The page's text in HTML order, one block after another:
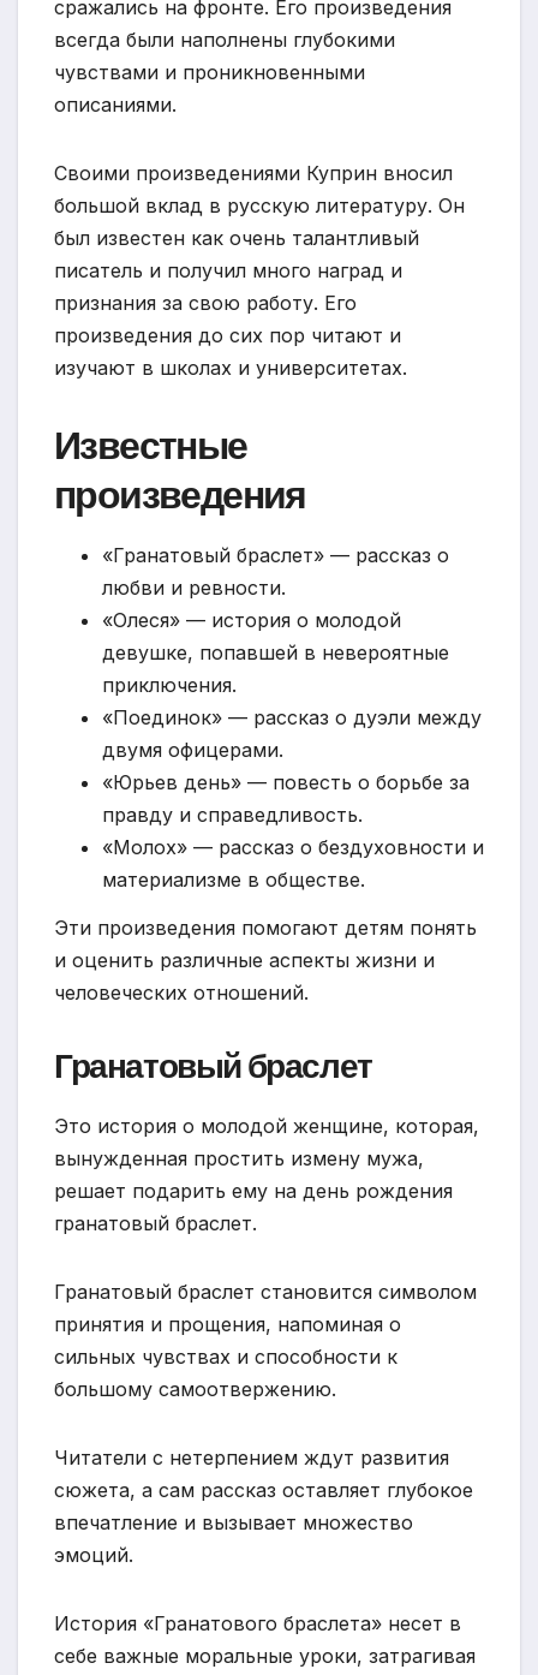
сражались на фронте. Его произведения
всегда были наполнены глубокими
чувствами и проникновенными
описаниями.
Своими произведениями Куприн вносил
большой вклад в русскую литературу. Он
был известен как очень талантливый
писатель и получил много наград и
признания за свою работу. Его
произведения до сих пор читают и
изучают в школах и университетах.
Известные
произведения
«Гранатовый браслет» — рассказ о
любви и ревности.
«Олеся» — история о молодой
девушке, попавшей в невероятные
приключения.
«Поединок» — рассказ о дуэли между
двумя офицерами.
«Юрьев день» — повесть о борьбе за
правду и справедливость.
«Молох» — рассказ о бездуховности и
материализме в обществе.
Эти произведения помогают детям понять
и оценить различные аспекты жизни и
человеческих отношений.
Гранатовый браслет
Это история о молодой женщине, которая,
вынужденная простить измену мужа,
решает подарить ему на день рождения
гранатовый браслет.
Гранатовый браслет становится символом
принятия и прощения, напоминая о
сильных чувствах и способности к
большому самоотвержению.
Читатели с нетерпением ждут развития
сюжета, а сам рассказ оставляет глубокое
впечатление и вызывает множество
эмоций.
История «Гранатового браслета» несет в
себе важные моральные уроки, затрагивая